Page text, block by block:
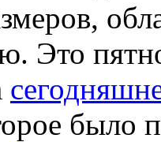
Это
было